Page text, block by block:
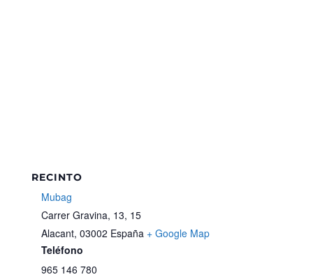
RECINTO
Mubag
Carrer Gravina, 13, 15
Alacant, 03002 España + Google Map
Teléfono
965 146 780